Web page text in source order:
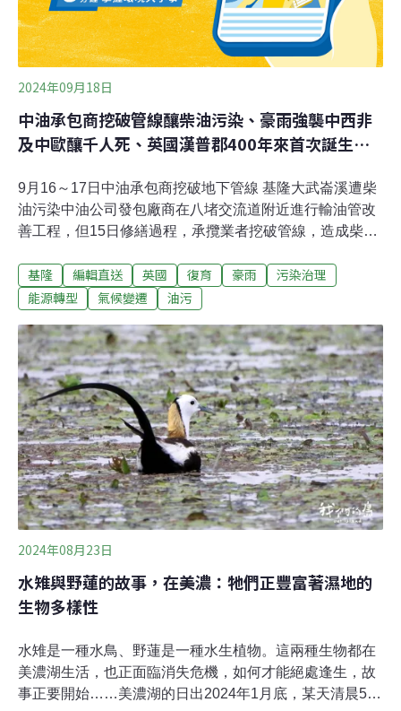
成孤島。潭子內地區溪
2024年09月18日
中油承包商挖破管線釀柴油污染、豪雨強襲中西非
及中歐釀千人死、英國漢普郡400年來首次誕生海
9月16～17日中油承包商挖破地下管線 基隆大武崙溪遭柴
油污染中油公司發包廠商在八堵交流道附近進行輸油管改
善工程，但15日修繕過程，承攬業者挖破管線，造成柴油
臭，一直到16日溪面都還有油污、油漬，相關清理還在繼
續。當地環保局勒令中油在7日內完成改善，後續也將依
500萬元碳權 北港武德宮成世界首座「碳中和廟宇」雲林
縣北港武德宮信徒連年成長，焚香、燒金需求增，廟方為
響應淨零碳排，再打造一座可過濾懸浮物、空污氣體的環
保地庫金爐，17日啟用。此外廟方攜手台灣碳資產公司，
斥資500萬元足以抵消廟方三年以上的碳權。廟方表示，
即日起宣示成為全球「首座碳中和」的廟宇。（自由時報
報導）
基隆 編輯直送 英國 復育 豪雨
污染治理
能源轉型
氣候變遷 油污
2024年08月23日
水雉與野蓮的故事，在美濃：牠們正豐富著濕地的
生物多樣性
水雉是一種水鳥、野蓮是一種水生植物。這兩種生物都在
美濃湖生活，也正面臨消失危機，如何才能絕處逢生，故
事正要開始……美濃湖的日出2024年1月底，某天清晨5點